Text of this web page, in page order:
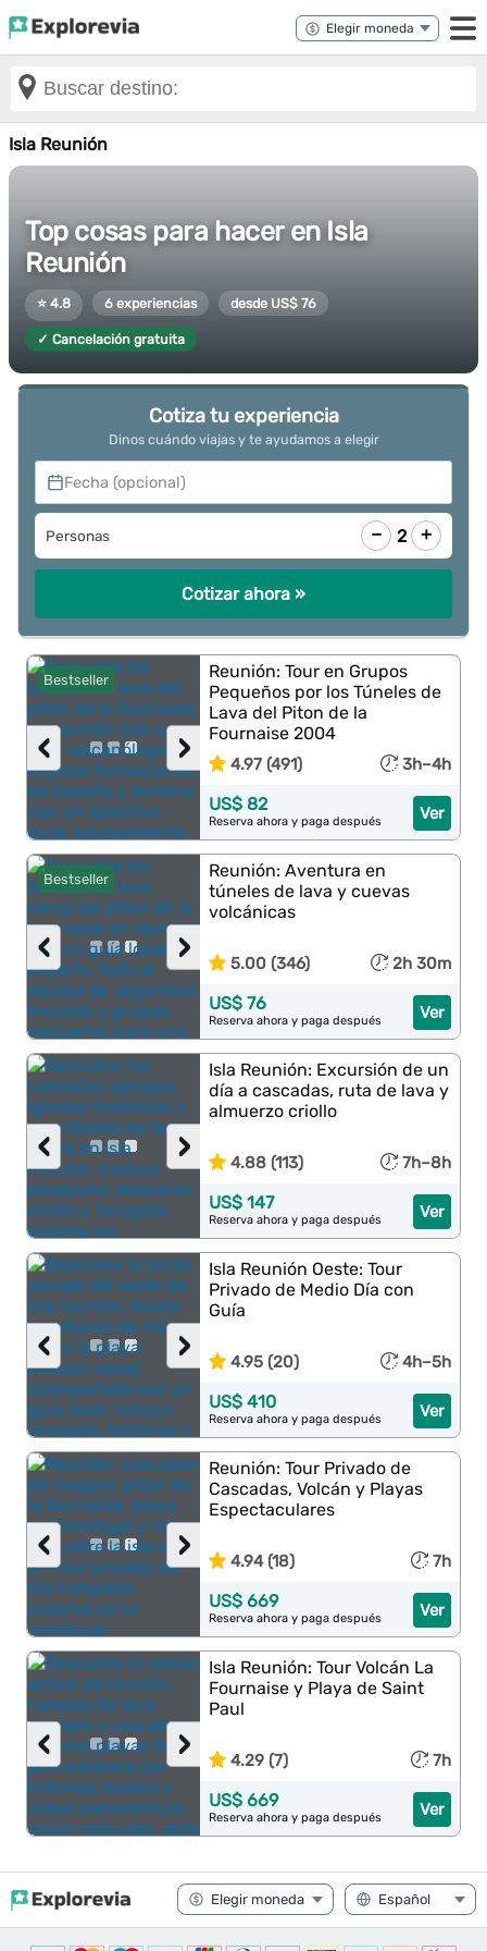
Isla Reunión
Top cosas para hacer en Isla
Reunión
⭐ 4.8 6 experiencias desde US$ 76
✓ Cancelación gratuita
Cotiza tu experiencia
Dinos cuándo viajas y te ayudamos a elegir
Fecha (opcional)
Personas − 2 +
Cotizar ahora »
Bestseller
›
‹
Reunión: Tour en Grupos
Pequeños por los Túneles de
Lava del Piton de la
Fournaise 2004
4.97 (491) 3h–4h
Ver
US$ 82
Reserva ahora y paga después
Bestseller
›
‹
Reunión: Aventura en
túneles de lava y cuevas
volcánicas
5.00 (346) 2h 30m
Ver
US$ 76
Reserva ahora y paga después
›
‹
Isla Reunión: Excursión de un
día a cascadas, ruta de lava y
almuerzo criollo
4.88 (113) 7h–8h
Ver
US$ 147
Reserva ahora y paga después
›
‹
Isla Reunión Oeste: Tour
Privado de Medio Día con
Guía
4.95 (20) 4h–5h
Ver
US$ 410
Reserva ahora y paga después
›
‹
Reunión: Tour Privado de
Cascadas, Volcán y Playas
Espectaculares
4.94 (18) 7h
Ver
US$ 669
Reserva ahora y paga después
›
‹
Isla Reunión: Tour Volcán La
Fournaise y Playa de Saint
Paul
4.29 (7) 7h
Ver
US$ 669
Reserva ahora y paga después